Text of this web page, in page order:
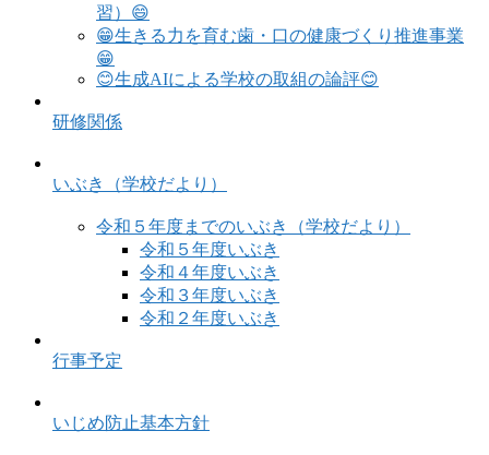
習）😄
😁生きる力を育む歯・口の健康づくり推進事業
😁
😊生成AIによる学校の取組の論評😊
研修関係
いぶき（学校だより）
令和５年度までのいぶき（学校だより）
令和５年度いぶき
令和４年度いぶき
令和３年度いぶき
令和２年度いぶき
行事予定
いじめ防止基本方針